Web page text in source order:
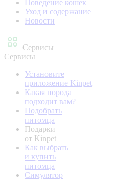
Поведение кошек
Уход и содержание
Новости
Сервисы
Сервисы
Установите
приложение Kinpet
Какая порода
подходит вам?
Подобрать
питомца
Подарки
от Kinpet
Как выбрать
и купить
питомца
Симулятор